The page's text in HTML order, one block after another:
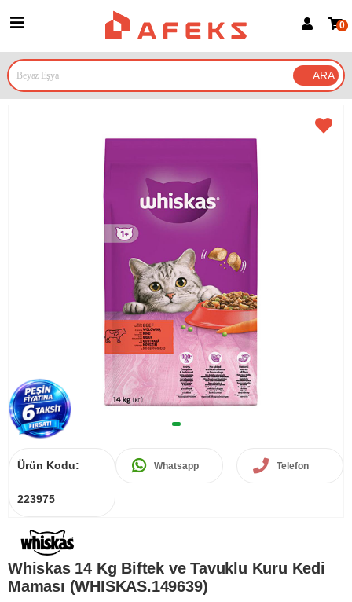
Google İle Bağlan
0
Ürün Kodu:
223975
Whatsapp Telefon
Whiskas 14 Kg Biftek ve Tavuklu Kuru Kedi
Maması (WHISKAS.149639)